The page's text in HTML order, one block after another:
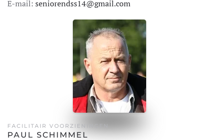
E-mail: seniorendss14@gmail.com
FACILITAIR VOORZIENINGEN
PAUL SCHIMMEL